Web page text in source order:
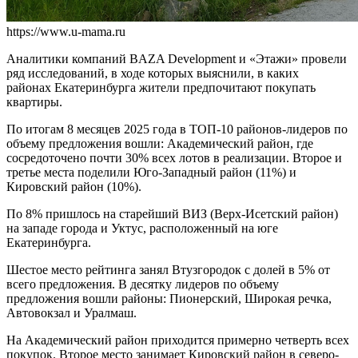
https://www.u-mama.ru
Аналитики компаний BAZA Development и «Этажи» провели
ряд исследований, в ходе которых выяснили, в каких
районах Екатеринбурга жители предпочитают покупать
квартиры.
По итогам 8 месяцев 2025 года в ТОП-10 районов-лидеров по
объему предложения вошли: Академический район, где
сосредоточено почти 30% всех лотов в реализации. Второе и
третье места поделили Юго-Западный район (11%) и
Кировский район (10%).
По 8% пришлось на старейший ВИЗ (Верх-Исетский район)
на западе города и Уктус, расположенный на юге
Екатеринбурга.
Шестое место рейтинга занял Втузгородок с долей в 5% от
всего предложения. В десятку лидеров по объему
предложения вошли районы: Пионерский, Широкая речка,
Автовокзал и Уралмаш.
На Академический район приходится примерно четверть всех
покупок. Второе место занимает Кировский район в северо-